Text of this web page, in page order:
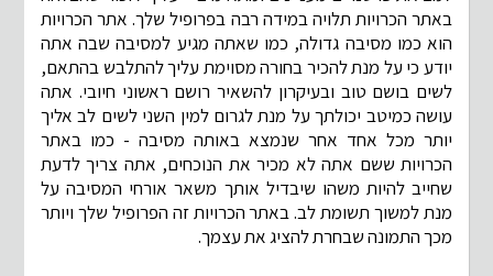
באתר הכרויות תלויה במידה רבה בפרופיל שלך. אתר הכרויות
הוא כמו מסיבה גדולה, כמו שאתה מגיע למסיבה שבה אתה
יודע כי על מנת להכיר בחורה מסוימת עליך להתלבש בהתאם,
לשים בושם טוב ובעיקרון להשאיר רושם ראשוני חיובי. אתה
עושה כמיטב יכולתך על מנת לגרום למין השני לשים לב אליך
יותר מכל אחד אחר שנמצא באותה מסיבה - כמו באתר
הכרויות ששם אתה לא מכיר את הנוכחים, אתה צריך לדעת
שחייב להיות משהו שיבדיל אותך משאר אורחי המסיבה על
מנת למשוך תשומת לב. באתר הכרויות זה הפרופיל שלך ויותר
מכך התמונה שבחרת להציג את עצמך.